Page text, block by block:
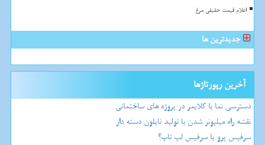
اعلام قیمت حقیقی مرغ
جدیدترین ها
آخرین رپورتاژها
دسترسی نما با کلایمر در پروژه های ساختمانی
نقشه راه میلیونر شدن با تولید نایلون دسته دار
سرفیس پرو یا سرفیس لپ تاپ؟